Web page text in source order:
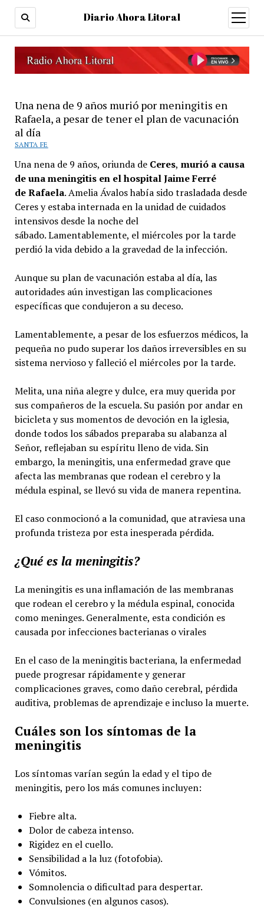
Diario Ahora Litoral
open
menu
Una nena de 9 años murió por meningitis en
Rafaela, a pesar de tener el plan de vacunación
al día
SANTA FE
Una nena de 9 años, oriunda de Ceres, murió a causa
de una meningitis en el hospital Jaime Ferré
deRafaela. Amelia Ávalos había sido trasladada desde
Ceres y estaba internada en la unidad de cuidados
intensivos desde la noche del
sábado. Lamentablemente, el miércoles por la tarde
perdió la vida debido a la gravedad de la infección.
Aunque su plan de vacunación estaba al día, las
autoridades aún investigan las complicaciones
específicas que condujeron a su deceso.
Lamentablemente, a pesar de los esfuerzos médicos, la
pequeña no pudo superar los daños irreversibles en su
sistema nervioso y falleció el miércoles por la tarde.
Melita, una niña alegre y dulce, era muy querida por
sus compañeros de la escuela. Su pasión por andar en
bicicleta y sus momentos de devoción en la iglesia,
donde todos los sábados preparaba su alabanza al
Señor, reflejaban su espíritu lleno de vida. Sin
embargo, la meningitis, una enfermedad grave que
afecta las membranas que rodean el cerebro y la
médula espinal, se llevó su vida de manera repentina.
El caso conmocionó a la comunidad, que atraviesa una
profunda tristeza por esta inesperada pérdida.
¿Qué es la meningitis?
La meningitis es una inflamación de las membranas
que rodean el cerebro y la médula espinal, conocida
como meninges. Generalmente, esta condición es
causada por infecciones bacterianas o virales
En el caso de la meningitis bacteriana, la enfermedad
puede progresar rápidamente y generar
complicaciones graves, como daño cerebral, pérdida
auditiva, problemas de aprendizaje e incluso la muerte.
Cuáles son los síntomas de la
meningitis
Los síntomas varían según la edad y el tipo de
meningitis, pero los más comunes incluyen:
Fiebre alta.
Dolor de cabeza intenso.
Rigidez en el cuello.
Sensibilidad a la luz (fotofobia).
Vómitos.
Somnolencia o dificultad para despertar.
Convulsiones (en algunos casos).